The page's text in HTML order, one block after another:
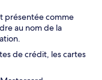
présentée comme
au nom de la
de crédit, les cartes